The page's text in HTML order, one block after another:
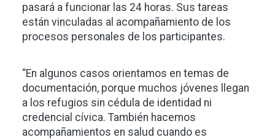
pasará a funcionar las 24 horas. Sus tareas
están vinculadas al acompañamiento de los
procesos personales de los participantes.
“En algunos casos orientamos en temas de
documentación, porque muchos jóvenes llegan
a los refugios sin cédula de identidad ni
credencial cívica. También hacemos
acompañamientos en salud cuando es